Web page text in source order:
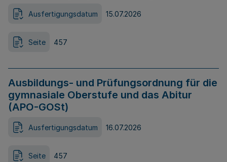
Ausfertigungsdatum 15.07.2026
Seite 457
Ausbildungs- und Prüfungsordnung für die
gymnasiale Oberstufe und das Abitur
(APO-GOSt)
Ausfertigungsdatum 16.07.2026
Seite 457